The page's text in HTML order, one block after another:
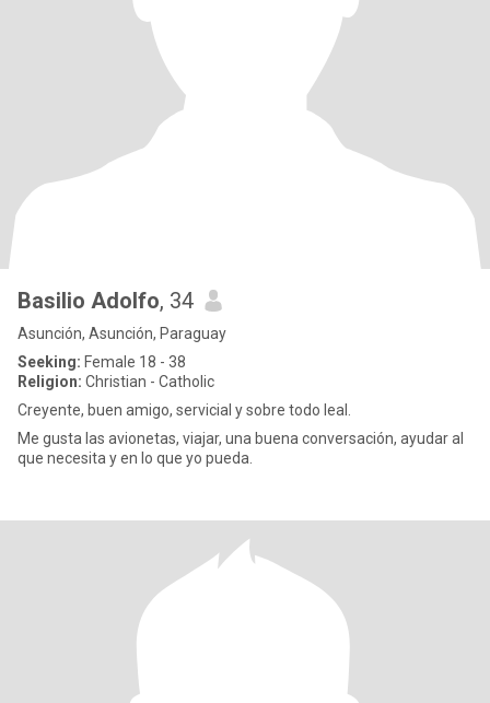
Basilio Adolfo, 34
Asunción, Asunción, Paraguay
Seeking: Female 18 - 38
Religion: Christian - Catholic
Creyente, buen amigo, servicial y sobre todo leal.
Me gusta las avionetas, viajar, una buena conversación, ayudar al
que necesita y en lo que yo pueda.